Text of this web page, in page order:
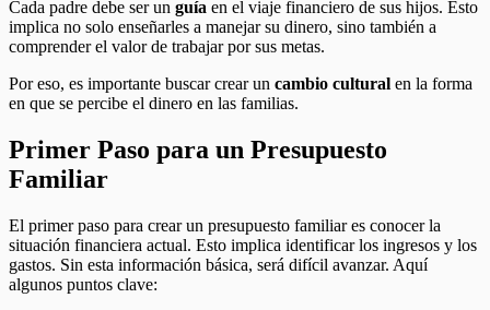
Cada padre debe ser un guía en el viaje financiero de sus hijos. Esto
implica no solo enseñarles a manejar su dinero, sino también a
comprender el valor de trabajar por sus metas.
Por eso, es importante buscar crear un cambio cultural en la forma
en que se percibe el dinero en las familias.
Primer Paso para un Presupuesto
Familiar
El primer paso para crear un presupuesto familiar es conocer la
situación financiera actual. Esto implica identificar los ingresos y los
gastos. Sin esta información básica, será difícil avanzar. Aquí
algunos puntos clave: